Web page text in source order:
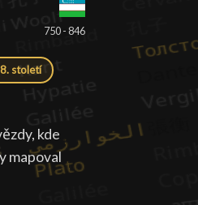
750 - 846
století
kde
mapoval